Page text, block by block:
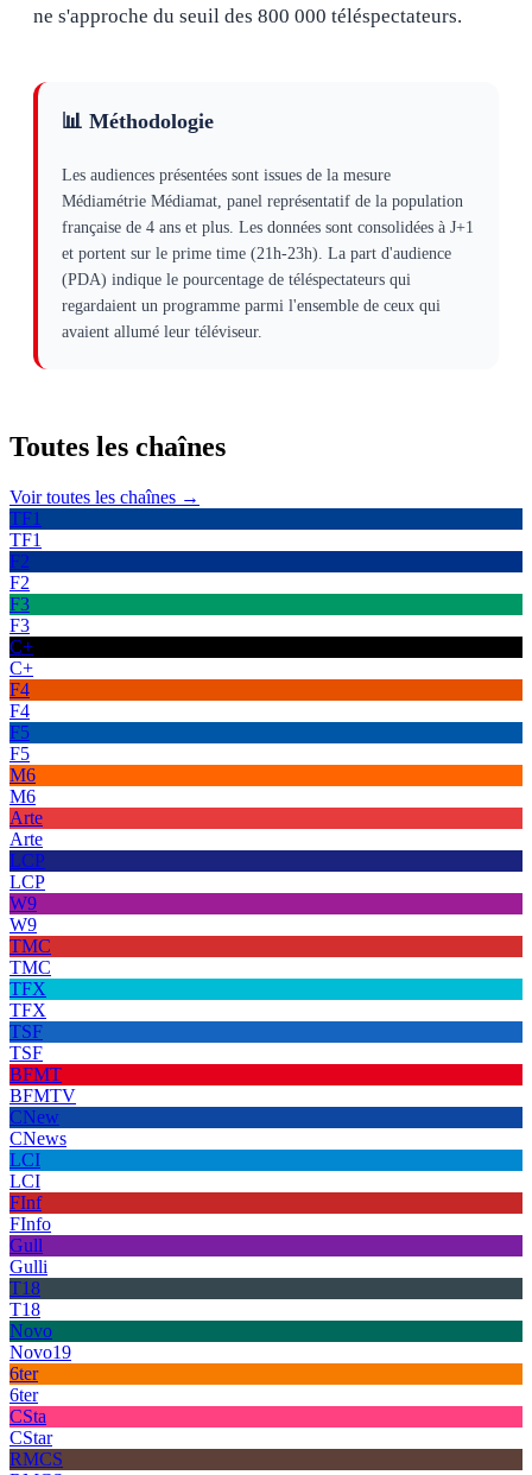
ne s'approche du seuil des 800 000 téléspectateurs.
📊 Méthodologie
Les audiences présentées sont issues de la mesure
Médiamétrie Médiamat, panel représentatif de la population
française de 4 ans et plus. Les données sont consolidées à J+1
et portent sur le prime time (21h-23h). La part d'audience
(PDA) indique le pourcentage de téléspectateurs qui
regardaient un programme parmi l'ensemble de ceux qui
avaient allumé leur téléviseur.
Toutes les chaînes
Voir toutes les chaînes →
TF1
TF1
F2
F2
F3
F3
C+
C+
F4
F4
F5
F5
M6
M6
Arte
Arte
LCP
LCP
W9
W9
TMC
TMC
TFX
TFX
TSF
TSF
BFMT
BFMTV
CNew
CNews
LCI
LCI
FInf
FInfo
Gull
Gulli
T18
T18
Novo
Novo19
6ter
6ter
CSta
CStar
RMCS